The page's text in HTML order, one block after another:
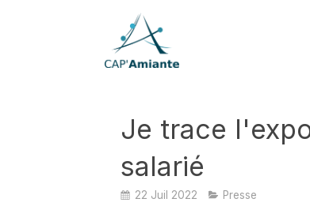
Je trace
salarié
22 Juil 2022 Presse